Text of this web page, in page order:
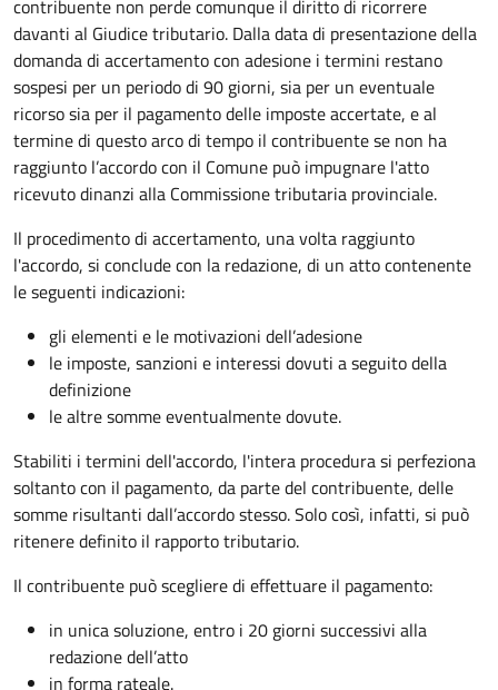
contribuente non perde comunque il diritto di ricorrere
davanti al Giudice tributario. Dalla data di presentazione della
domanda di accertamento con adesione i termini restano
sospesi per un periodo di 90 giorni, sia per un eventuale
ricorso sia per il pagamento delle imposte accertate, e al
termine di questo arco di tempo il contribuente se non ha
raggiunto l’accordo con il Comune può impugnare l'atto
ricevuto dinanzi alla Commissione tributaria provinciale.
Il procedimento di accertamento, una volta raggiunto
l'accordo, si conclude con la redazione, di un atto contenente
le seguenti indicazioni:
gli elementi e le motivazioni dell’adesione
le imposte, sanzioni e interessi dovuti a seguito della
definizione
le altre somme eventualmente dovute.
Stabiliti i termini dell'accordo, l'intera procedura si perfeziona
soltanto con il pagamento, da parte del contribuente, delle
somme risultanti dall’accordo stesso. Solo così, infatti, si può
ritenere definito il rapporto tributario.
Il contribuente può scegliere di effettuare il pagamento:
in unica soluzione, entro i 20 giorni successivi alla
redazione dell’atto
in forma rateale.